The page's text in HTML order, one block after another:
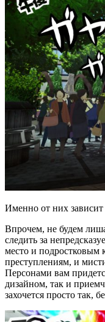
Именно от них зависит
Впрочем, не будем
следить за
место и подростковым
преступлениям, и
Персонами вам
дизайном, так и
захочется просто так,